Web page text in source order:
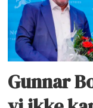
Gunnar